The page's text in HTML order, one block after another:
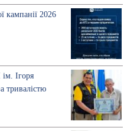
кампанії 2026
Ігоря
тривалістю